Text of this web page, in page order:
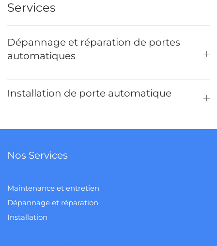
Services
Dépannage et réparation de portes
automatiques
Installation de porte automatique
Nos Services
Maintenance et entretien
Dépannage et réparation
Installation